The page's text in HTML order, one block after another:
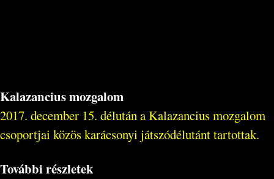
Kalazancius mozgalom
2017. december 15. délután a Kalazancius mozgalom
csoportjai közös karácsonyi játszódélutánt tartottak.
További részletek